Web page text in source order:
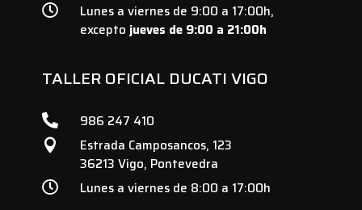

Lunes a viernes de 9:00 a 17:00h,
excepto jueves de 9:00 a 21:00h
TALLER OFICIAL DUCATI VIGO
 986 247 410

Estrada Camposancos, 123
36213 Vigo, Pontevedra
 Lunes a viernes de 8:00 a 17:00h